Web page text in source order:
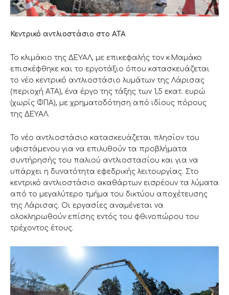
Κεντρικό αντλιοστάσιο στο ΑΤΑ
Το κλιμάκιο της ΔΕΥΑΛ, με επικεφαλής τον κ.Μαμάκο
επισκέφθηκε και το εργοτάξιο όπου κατασκευάζεται
το νέο κεντρικό αντλιοστάσιο λυμάτων της Λάρισας
(περιοχή ΑΤΑ), ένα έργο της τάξης των 1,5 εκατ. ευρώ
(χωρίς ΦΠΑ), με χρηματοδότηση από ιδίους πόρους
της ΔΕΥΑΛ.
Το νέο αντλιοστάσιο κατασκευάζεται πλησίον του
υφιστάμενου για να επιλυθούν τα προβλήματα
συντήρησής του παλιού αντλιοστασίου και για να
υπάρχει η δυνατότητα εφεδρικής λειτουργίας. Στο
κεντρικό αντλιοστάσιο ακαθάρτων εισρέουν τα λύματα
από το μεγαλύτερο τμήμα του δικτύου αποχέτευσης
της Λάρισας. Οι εργασίες αναμένεται να
ολοκληρωθούν επίσης εντός του φθινοπώρου του
τρέχοντος έτους.